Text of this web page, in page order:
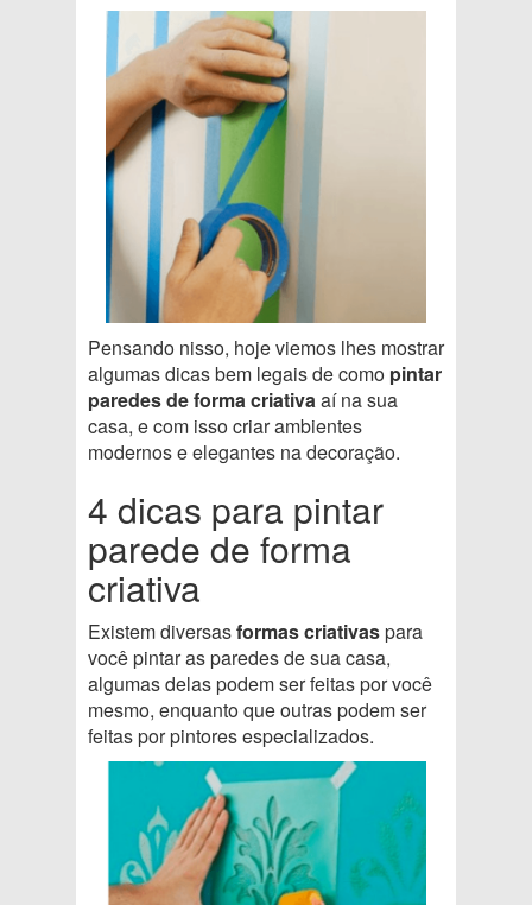
Pensando nisso, hoje viemos lhes mostrar
algumas dicas bem legais de como pintar
paredes de forma criativaaí na sua
casa, e com isso criar ambientes
modernos e elegantes na decoração.
4 dicas para pintar
parede de forma
criativa
Existem diversasformas criativaspara
você pintar as paredes de sua casa,
algumas delas podem ser feitas por você
mesmo, enquanto que outras podem ser
feitas por pintores especializados.